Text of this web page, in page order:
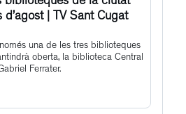
| TV Sant Cugat
una de les tres biblioteques
oberta, la biblioteca Central
Ferrater.